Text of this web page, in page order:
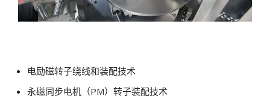
电励磁转子绕线和装配技术
永磁同步电机（PM）转子装配技术